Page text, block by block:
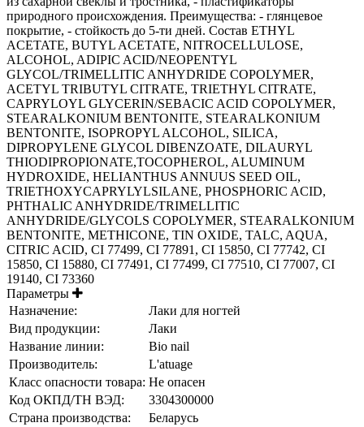
природного происхождения. Преимущества: - глянцевое
покрытие, - стойкость до 5-ти дней. Состав ETHYL
ACETATE, BUTYL ACETATE, NITROCELLULOSE,
ALCOHOL, ADIPIC ACID/NEOPENTYL
GLYCOL/TRIMELLITIC ANHYDRIDE COPOLYMER,
ACETYL TRIBUTYL CITRATE, TRIETHYL CITRATE,
CAPRYLOYL GLYCERIN/SEBACIC ACID COPOLYMER,
STEARALKONIUM BENTONITE, STEARALKONIUM
BENTONITE, ISOPROPYL ALCOHOL, SILICA,
DIPROPYLENE GLYCOL DIBENZOATE, DILAURYL
THIODIPROPIONATE,TOCOPHEROL, ALUMINUM
HYDROXIDE, HELIANTHUS ANNUUS SEED OIL,
TRIETHOXYCAPRYLYLSILANE, PHOSPHORIC ACID,
PHTHALIC ANHYDRIDE/TRIMELLITIC
ANHYDRIDE/GLYCOLS COPOLYMER, STEARALKONIUM
BENTONITE, METHICONE, TIN OXIDE, TALC, AQUA,
CITRIC ACID, CI 77499, CI 77891, CI 15850, CI 77742, CI
15850, CI 15880, CI 77491, CI 77499, CI 77510, CI 77007, CI
19140, CI 73360
Параметры
Назначение:
Лаки для ногтей
Вид продукции:
Лаки
Название линии:
Bio nail
Производитель:
L'atuage
Класс опасности товара: Не опасен
Код ОКПД/ТН ВЭД:
3304300000
Страна производства:
Беларусь